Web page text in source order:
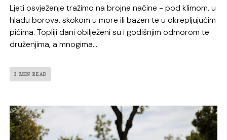
Ljeti osvježenje tražimo na brojne načine - pod klimom, u
hladu borova, skokom u more ili bazen te u okrepljujućim
pićima. Topliji dani obilježeni su i godišnjim odmorom te
druženjima, a mnogima...
3 MIN READ